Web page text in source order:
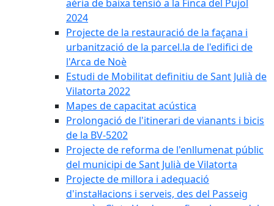
aèria de baixa tensió a la Finca del Pujol
2024
Projecte de la restauració de la façana i
urbanització de la parcel.la de l'edifici de
l'Arca de Noè
Estudi de Mobilitat definitiu de Sant Julià de
Vilatorta 2022
Mapes de capacitat acústica
Prolongació de l'itinerari de vianants i bicis
de la BV-5202
Projecte de reforma de l'enllumenat públic
del municipi de Sant Julià de Vilatorta
Projecte de millora i adequació
d'instal·lacions i serveis, des del Passeig